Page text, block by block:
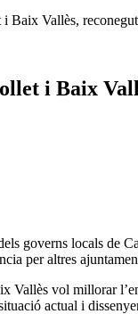
Baix Vallès,
i Baix
governs locals de
per altres
vol millorar
actual i